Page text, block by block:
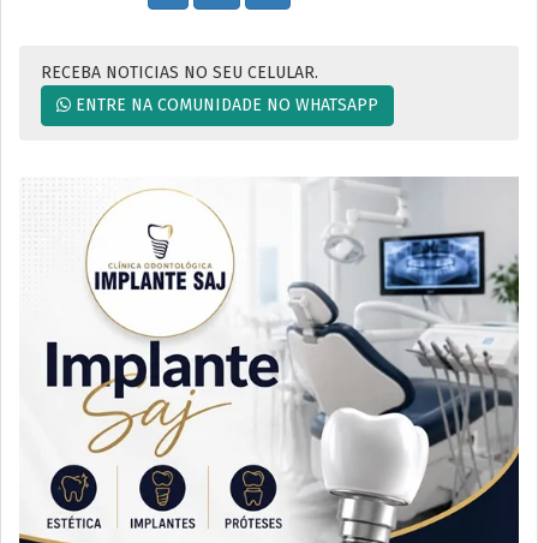
RECEBA NOTICIAS NO SEU CELULAR.
ENTRE NA COMUNIDADE NO WHATSAPP